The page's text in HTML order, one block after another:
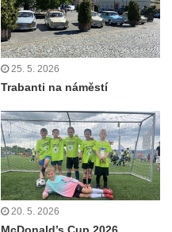
25. 5. 2026
Trabanti na náměstí
20. 5. 2026